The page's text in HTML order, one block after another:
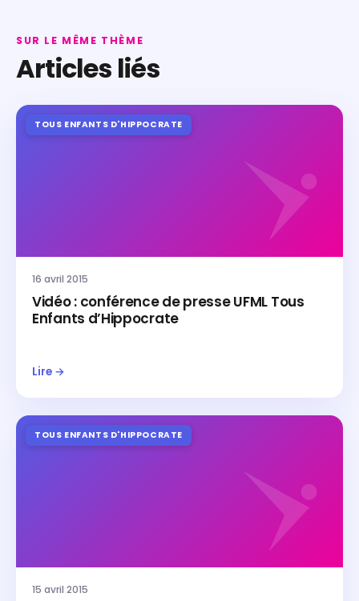
SUR LE MÊME THÈME
Articles liés
TOUS ENFANTS D'HIPPOCRATE
16 avril 2015
Vidéo : conférence de presse UFML Tous
Enfants d’Hippocrate
Lire →
TOUS ENFANTS D'HIPPOCRATE
15 avril 2015